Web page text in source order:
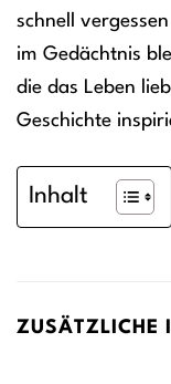
schnell
im Gedächtnis
die das Leben
Geschichte
Inhalt
ZUSÄTZLICHE